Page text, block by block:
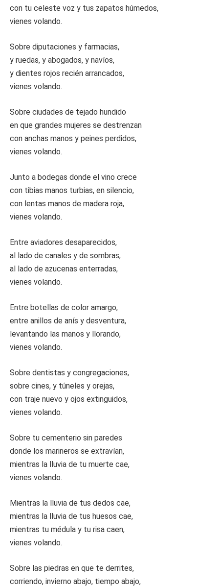
con tu celeste voz y tus zapatos húmedos,
vienes volando.
Sobre diputaciones y farmacias,
y ruedas, y abogados, y navíos,
y dientes rojos recién arrancados,
vienes volando.
Sobre ciudades de tejado hundido
en que grandes mujeres se destrenzan
con anchas manos y peines perdidos,
vienes volando.
Junto a bodegas donde el vino crece
con tibias manos turbias, en silencio,
con lentas manos de madera roja,
vienes volando.
Entre aviadores desaparecidos,
al lado de canales y de sombras,
al lado de azucenas enterradas,
vienes volando.
Entre botellas de color amargo,
entre anillos de anís y desventura,
levantando las manos y llorando,
vienes volando.
Sobre dentistas y congregaciones,
sobre cines, y túneles y orejas,
con traje nuevo y ojos extinguidos,
vienes volando.
Sobre tu cementerio sin paredes
donde los marineros se extravían,
mientras la lluvia de tu muerte cae,
vienes volando.
Mientras la lluvia de tus dedos cae,
mientras la lluvia de tus huesos cae,
mientras tu médula y tu risa caen,
vienes volando.
Sobre las piedras en que te derrites,
corriendo, invierno abajo, tiempo abajo,